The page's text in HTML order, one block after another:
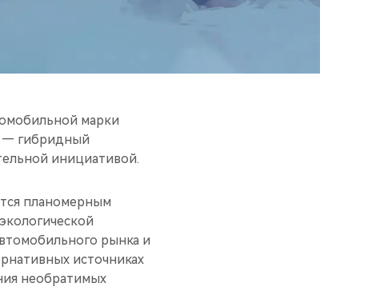
марки
— гибридный
инициативой.
планомерным
рынка и
источниках
необратимых